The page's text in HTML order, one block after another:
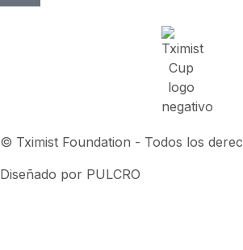
© Tximist Foundation - Todos los
Diseñado por PULCRO